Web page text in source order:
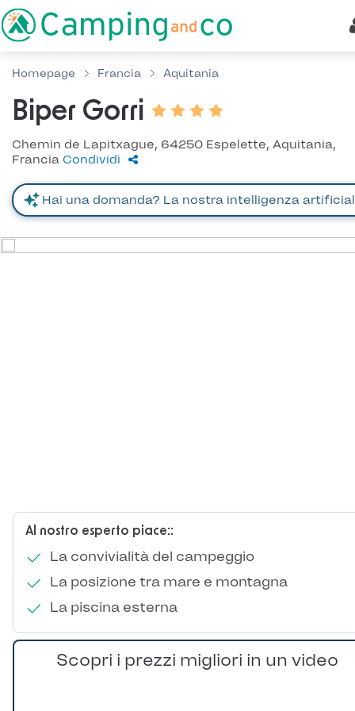
Homepage Francia Aquitania
Biper Gorri
Chemin de Lapitxague, 64250 Espelette, Aquitania,
Francia Condividi
Al nostro esperto piace::
La convivialità del campeggio
La posizione tra mare e montagna
La piscina esterna
Scopri i prezzi migliori in un video